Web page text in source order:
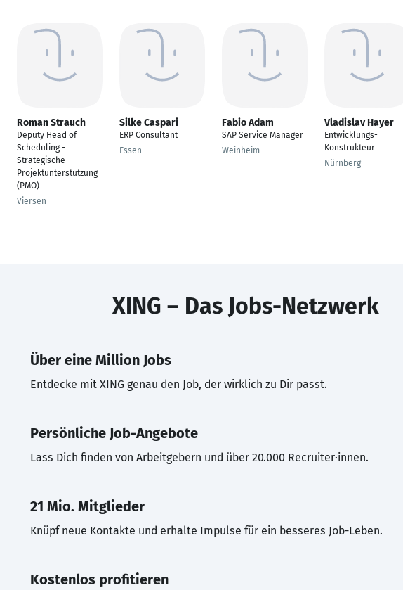
Roman Strauch
Deputy Head of
Scheduling -
Strategische
Projektunterstützung
(PMO)
Viersen
Silke Caspari
ERP Consultant
Essen
Fabio Adam
SAP Service Manager
Weinheim
Vladislav Hayer
Entwicklungs-
Konstrukteur
Nürnberg
XING – Das Jobs-Netzwerk
Über eine Million Jobs
Entdecke mit XING genau den Job, der wirklich zu Dir passt.
Persönliche Job-Angebote
Lass Dich finden von Arbeitgebern und über 20.000 Recruiter·innen.
21 Mio. Mitglieder
Knüpf neue Kontakte und erhalte Impulse für ein besseres Job-Leben.
Kostenlos profitieren